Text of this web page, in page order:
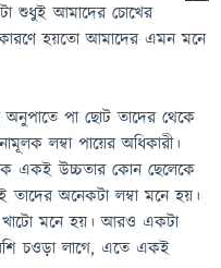
শুধুই আমাদের চোখের
কারণে হয়তো আমাদের এমন মনে
অনুপাতে পা ছোট তাদের থেকে
লম্বা পায়ের অধিকারী।
একই উচ্চতার কোন ছেলেকে
তাদের অনেকটা লম্বা মনে হয়।
খাটো মনে হয়। আরও একটা
চওড়া লাগে, এতে একই